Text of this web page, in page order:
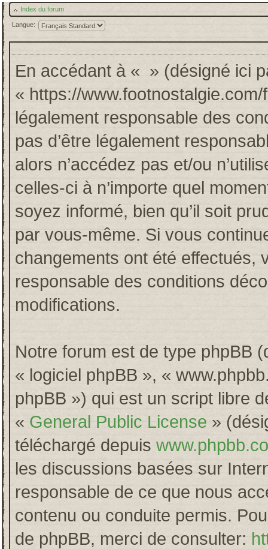
Index du forum
Langue:
En accédant à « » (désigné ici
« https://
légalement responsable des
pas d’être légalement
alors n’accédez pas et/ou
celles-ci à n’importe quel
soyez informé, bien qu’il soit
par vous-même. Si vous
changements ont été effectués,
responsable des conditions
modifications.
Notre forum est de type phpBB
« logiciel phpBB », «
phpBB ») qui est un script libre
« General Public License »
téléchargé depuis
les discussions basées sur
responsable de ce que nous
contenu ou conduite permis.
de phpBB, merci de consulter: